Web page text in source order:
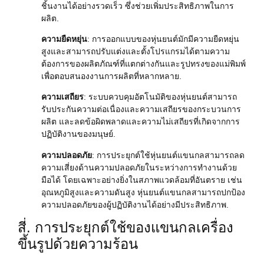
ชิ้นงานได้อย่างรวดเร็ว ซึ่งช่วยเพิ่มประสิทธิภาพในการ
ผลิต.
ความยืดหยุ่น: การออกแบบของหุ่นยนต์มักมีความยืดหยุ่น
สูงและสามารถปรับแต่งและตั้งโปรแกรมได้ตามความ
ต้องการของผลิตภัณฑ์ที่แตกต่างกันและรูปทรงของแม่พิมพ์
เพื่อตอบสนองงานการผลิตที่หลากหลาย.
ความเสถียร: ระบบควบคุมอัตโนมัติของหุ่นยนต์สามารถ
รับประกันความต่อเนื่องและความเสถียรของกระบวนการ
ผลิต และลดข้อผิดพลาดและความไม่เสถียรที่เกิดจากการ
ปฏิบัติงานของมนุษย์.
ความปลอดภัย: การประยุกต์ใช้หุ่นยนต์แขนกลสามารถลด
ความเสี่ยงด้านความปลอดภัยในระหว่างการทำงานด้วย
มือได้ โดยเฉพาะอย่างยิ่งในสภาพแวดล้อมที่อันตราย เช่น
อุณหภูมิสูงและความดันสูง หุ่นยนต์แขนกลสามารถปกป้อง
ความปลอดภัยของผู้ปฏิบัติงานได้อย่างมีประสิทธิภาพ.
สี่. การประยุกต์ใช้ของแขนกลเครื่อง
ขึ้นรูปด้วยความร้อน